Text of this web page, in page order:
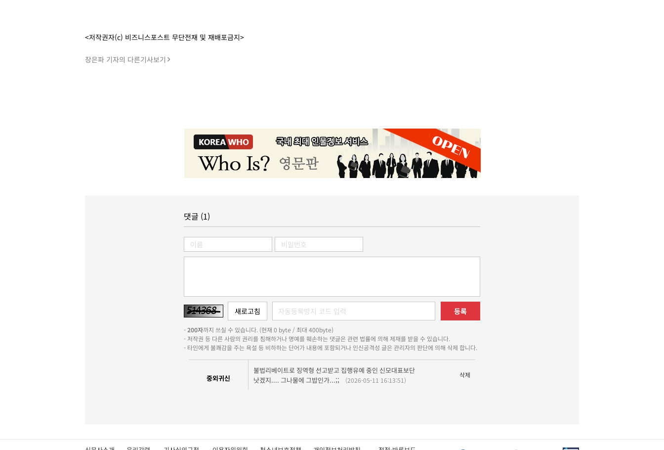
<저작권자(c) 비즈니스포스트 무단전재 및 재배포금지>
장은파 기자의 다른기사보기
댓글 (1)
등록
-200자까지 쓰실 수 있습니다. (현재 0 byte / 최대 400byte)
- 저작권 등 다른 사람의 권리를 침해하거나 명예를 훼손하는 댓글은 관련 법률에 의해 제재를 받을 수 있습니다.
- 타인에게 불쾌감을 주는 욕설 등 비하하는 단어가 내용에 포함되거나 인신공격성 글은 관리자의 판단에 의해 삭제 합니다.
중외귀신
불법리베이트로 징역형 선고받고 집행유예 중인 신모대표보단
낫겠지.... 그나물에 그밥인가...;;
(2026-05-11 16:13:51)
삭제